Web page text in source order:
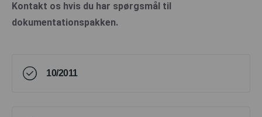
Kontakt os hvis du har spørgsmål til
dokumentationspakken.
10/2011